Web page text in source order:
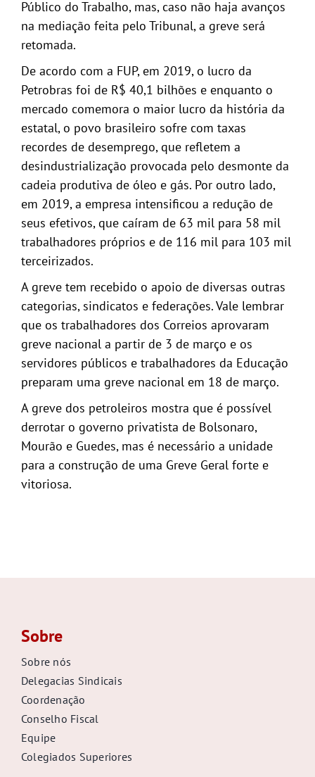
Público do Trabalho, mas, caso não haja avanços
na mediação feita pelo Tribunal, a greve será
retomada.
De acordo com a FUP, em 2019, o lucro da
Petrobras foi de R$ 40,1 bilhões e enquanto o
mercado comemora o maior lucro da história da
estatal, o povo brasileiro sofre com taxas
recordes de desemprego, que refletem a
desindustrialização provocada pelo desmonte da
cadeia produtiva de óleo e gás. Por outro lado,
em 2019, a empresa intensificou a redução de
seus efetivos, que caíram de 63 mil para 58 mil
trabalhadores próprios e de 116 mil para 103 mil
terceirizados.
A greve tem recebido o apoio de diversas outras
categorias, sindicatos e federações. Vale lembrar
que os trabalhadores dos Correios aprovaram
greve nacional a partir de 3 de março e os
servidores públicos e trabalhadores da Educação
preparam uma greve nacional em 18 de março.
A greve dos petroleiros mostra que é possível
derrotar o governo privatista de Bolsonaro,
Mourão e Guedes, mas é necessário a unidade
para a construção de uma Greve Geral forte e
vitoriosa.
Sobre
Sobre nós
Delegacias Sindicais
Coordenação
Conselho Fiscal
Equipe
Colegiados Superiores